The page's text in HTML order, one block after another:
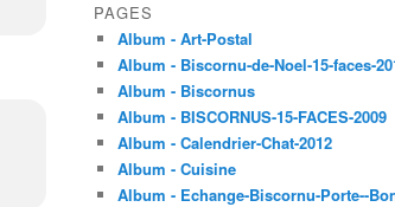
PAGES
Album - Art-Postal
Album - Biscornu-de-Noel-15-faces-
Album - Biscornus
Album - BISCORNUS-15-FACES-2009
Album - Calendrier-Chat-2012
Album - Cuisine
Album - Echange-Biscornu-Porte--